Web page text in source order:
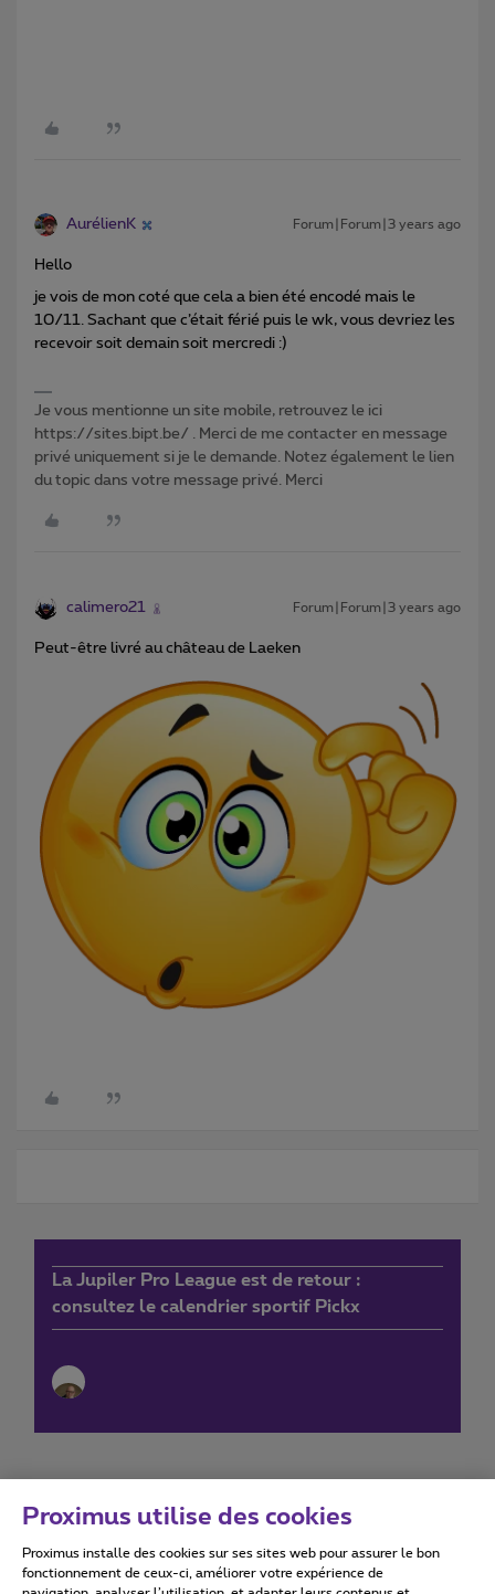
AurélienK Forum|Forum|3 years ago
Hello
je vois de mon coté que cela a bien été encodé mais le
10/11. Sachant que c’était férié puis le wk, vous devriez les
recevoir soit demain soit mercredi :)
Je vous mentionne un site mobile, retrouvez le ici
https://sites.bipt.be/ . Merci de me contacter en message
privé uniquement si je le demande. Notez également le lien
du topic dans votre message privé. Merci
calimero21 Forum|Forum|3 years ago
Peut-être livré au château de Laeken
La Jupiler Pro League est de retour :
consultez le calendrier sportif Pickx
Conditions d'utilisation Accessibility statement
Proximus utilise des cookies
Proximus installe des cookies sur ses sites web pour assurer le bon
fonctionnement de ceux-ci, améliorer votre expérience de